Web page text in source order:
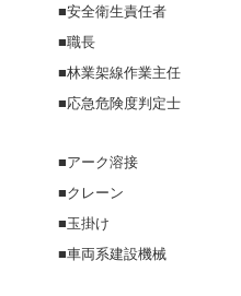
■安全衛生責任者
■職長
■林業架線作業主任
■応急危険度判定士
■アーク溶接
■クレーン
■玉掛け
■車両系建設機械